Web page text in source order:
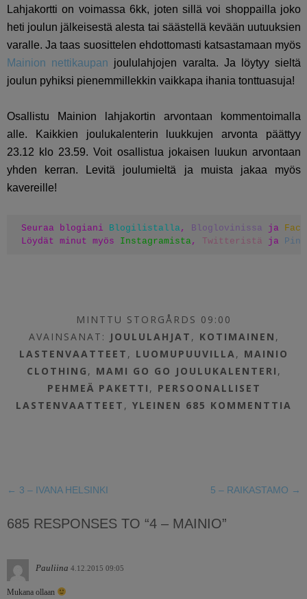
Lahjakortti on voimassa 6kk, joten sillä voi shoppailla joko
heti joulun jälkeisestä alesta tai säästellä kevään uutuuksien
varalle. Ja taas suosittelen ehdottomasti katsastamaan myös
Mainion nettikaupan joululahjojen varalta. Ja löytyy sieltä
joulun pyhiksi pienemmillekkin vaikkapa ihania tonttuasuja!
Osallistu Mainion lahjakortin arvontaan kommentoimalla
alle. Kaikkien joulukalenterin luukkujen arvonta päättyy
23.12 klo 23.59. Voit osallistua jokaisen luukun arvontaan
yhden kerran. Levitä joulumieltä ja muista jakaa myös
kavereille!
Seuraa blogiani Blogilistalla, Bloglovinissa ja
Löydät minut myös Instagramista, Twitteristä ja
MINTTU STORGÅRDS 09:00
AVAINSANAT: JOULULAHJAT , KOTIMAINEN ,
LASTENVAATTEET , LUOMUPUUVILLA, MAINIO
CLOTHING , MAMI GO GO JOULUKALENTERI ,
PEHMEÄ PAKETTI , PERSOONALLISET
LASTENVAATTEET ,YLEINEN 685 KOMMENTTIA
← 3 – IVANA HELSINKI 5 – RAIKASTAMO →
685 RESPONSES TO “4 – MAINIO”
Pauliina 4.12.2015 09:05
Mukana ollaan